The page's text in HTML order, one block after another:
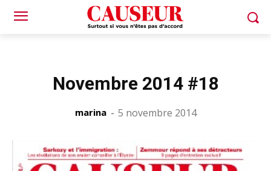
Novembre 2014 #18
marina - 5 novembre 2014